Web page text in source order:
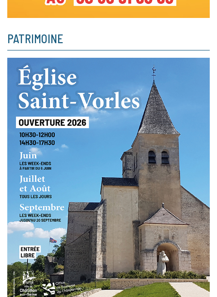
PATRIMOINE